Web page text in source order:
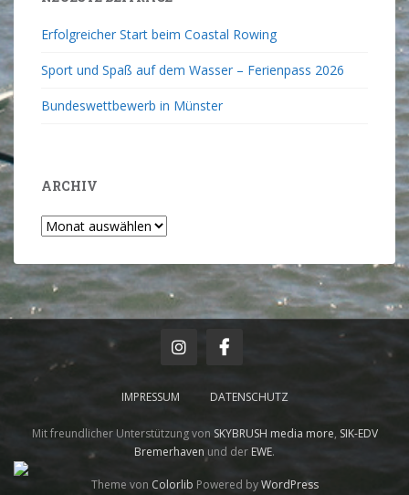
Erfolgreicher Start beim Coastal Rowing
Sport und Spaß auf dem Wasser – Ferienpass 2026
Bundeswettbewerb in Münster
ARCHIV
IMPRESSUM DATENSCHUTZ
Mit freundlicher Unterstützung von SKYBRUSH media more, SIK-EDV
Bremerhaven und der EWE.
Theme von Colorlib Powered byWordPress